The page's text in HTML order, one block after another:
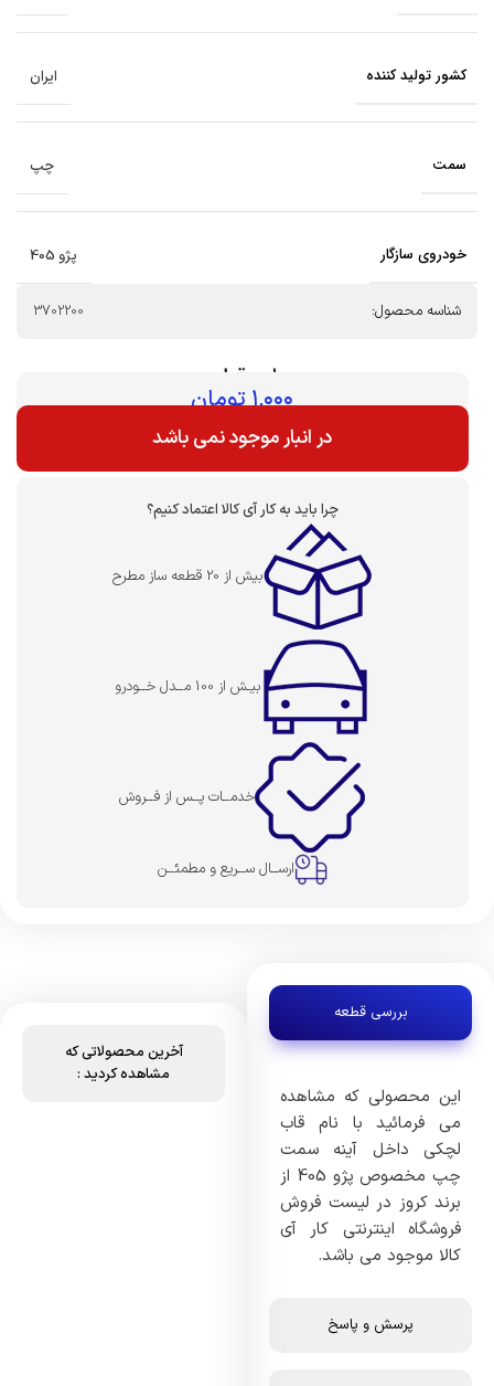
کشور تولید کننده ایران
سمت چپ
خودروی سازگار پژو 405
شناسه محصول: 3702200
بهای قطعه :
۱,۰۰۰تومان
در انبار موجود نمی باشد
چرا باید به کار آی کالا اعتماد کنیم؟
بیش از 20 قطعه ساز مطرح
بیـش از 100 مــدل خــودرو
خدمــات پــس از فــروش
ارســال ســریع و مطمئــن
بررسی قطعه
پرسش و پاسخ
این محصولی که مشاهده
می فرمائید با نام قاب
لچکی داخل آینه سمت
چپ مخصوص پژو 405 از
برند کروز در لیست فروش
فروشگاه اینترنتی کار آی
کالا موجود می باشد.
آخرین محصولاتی که
مشاهده کردید :